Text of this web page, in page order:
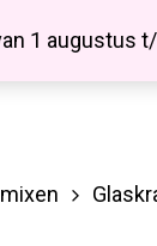
1 augustus
to close